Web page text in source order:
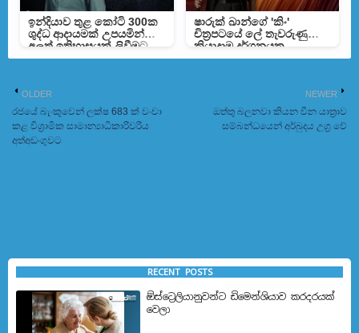
ඉන්දියාව තුළ කෝටි 300ක
ශුද්ධ ආදායමක් උපයමින්
අලුත් ඉතිහාසයක් ලිවීමට
දේව්ගන්ට අවස්ථාවක්
ෂාරුක් ඛාන්ගේ 'කිං'
චිත්‍රපටයේ ලේ තැවරුණු
ක්‍රියාදාම දර්ශනයක
ඡායාරූපයක් අන්තර්ජාලයට
NEWER
ඔත්තු බලනවා කියන චීන යාත්‍රාව
සම්බන්ධයෙන් අර්බුදය උග්‍ර වේ
OLDER
රජයේ බැංකුවෙන් ලක්ෂ 683 ක් වංචා
කළ විශ්‍රාමික සාමාන්‍යාධිකාරිවරිය
අත්අඩංගුවට
RECENT POSTS
ඕස්ට්‍රෙලියානුවන්ට ඩිමෙන්ශියාව කරදරයක්
වෙලා